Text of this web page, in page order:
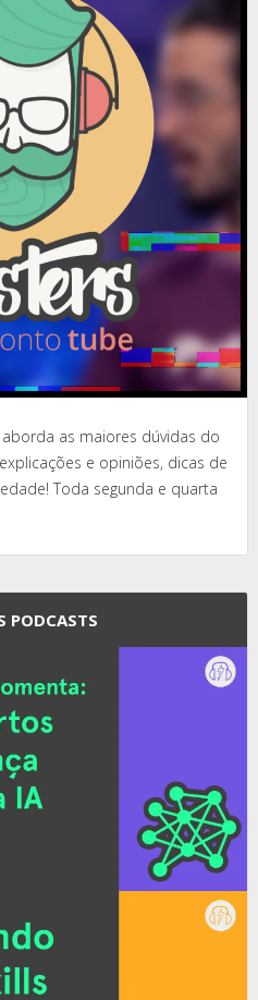
as maiores dúvidas do
e opiniões, dicas de
Toda segunda e quarta
PODCASTS